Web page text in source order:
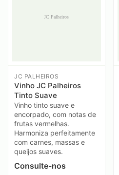
JC PALHEIROS
Vinho JC Palheiros
Tinto Suave
Vinho tinto suave e
encorpado, com notas de
frutas vermelhas.
Harmoniza perfeitamente
com carnes, massas e
queijos suaves.
Consulte-nos